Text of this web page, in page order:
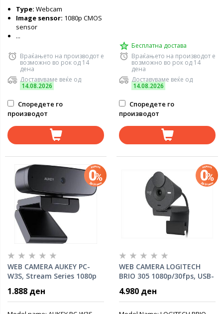
Type: Webcam
Image sensor: 1080p CMOS
sensor
...
Враќањето на производот е
возможно во рок од 14
дена
Доставуваме веќе од
14.08.2026
Споредете го
производот
Бесплатна достава
Враќањето на производот е
возможно во рок од 14
дена
Доставуваме веќе од
14.08.2026
Споредете го
производот
WEB CAMERA AUKEY PC-
W3S, Stream Series 1080p
Sensor black
1.888 ден
WEB CAMERA LOGITECH
BRIO 305 1080p/30fps, USB-
4.980 ден